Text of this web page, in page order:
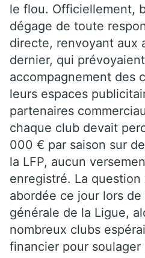
le flou. Officiellement,
dégage de toute
directe, renvoyant aux
dernier, qui
accompagnement des
leurs espaces
partenaires
chaque club devait
000 € par saison sur
la LFP, aucun
enregistré. La
abordée ce jour lors de
générale de la Ligue,
nombreux clubs
financier pour